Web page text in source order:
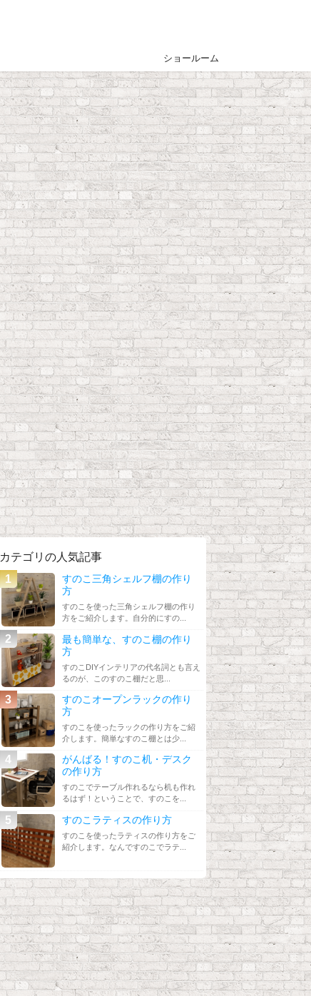
ショールーム
カテゴリの人気記事
すのこ三角シェルフ棚の作り
方
すのこを使った三角シェルフ棚の作り
方をご紹介します。自分的にすの...
最も簡単な、すのこ棚の作り
方
すのこDIYインテリアの代名詞とも言え
るのが、このすのこ棚だと思...
すのこオープンラックの作り
方
すのこを使ったラックの作り方をご紹
介します。簡単なすのこ棚とは少...
がんばる！すのこ机・デスク
の作り方
すのこでテーブル作れるなら机も作れ
るはず！ということで、すのこを...
すのこラティスの作り方
すのこを使ったラティスの作り方をご
紹介します。なんですのこでラテ...